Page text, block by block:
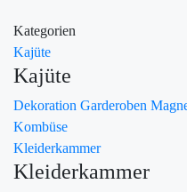
Kategorien
Kajüte
Kajüte
Dekoration Garderoben
Kombüse
Kleiderkammer
Kleiderkammer